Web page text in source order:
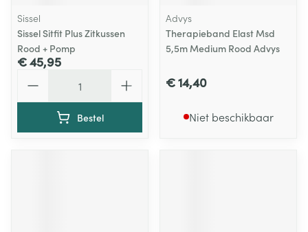
Sissel
Sissel Sitfit Plus Zitkussen
Rood + Pomp
€ 45,95
Bestel
Advys
Therapieband Elast Msd
5,5m Medium Rood Advys
€ 14,40
Niet beschikbaar